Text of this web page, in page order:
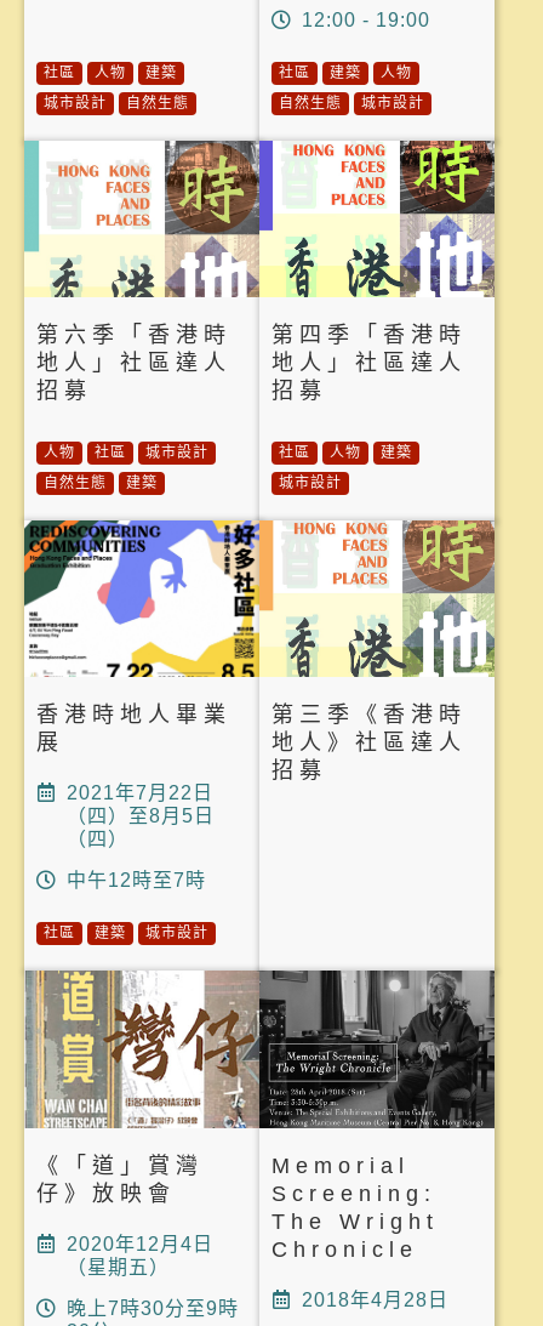
社區 人物
建築
城市設計
自然生態
12:00 - 19:00
社區 建築
人物
自然生態
城市設計
第六季「香港時
地人」社區達人
招募
人物 社區
城市設計
自然生態
建築
第四季「香港時
地人」社區達人
招募
社區 人物
建築
城市設計
香港時地人畢業
展
2021年7月22日
（四）至8月5日
（四）
中午12時至7時
社區 建築 城市設計
第三季《香港時
地人》社區達人
招募
《「道」賞灣
仔》放映會
2020年12月4日
（星期五）
晚上7時30分至9時
Memorial
Screening:
The Wright
Chronicle
2018年4月28日